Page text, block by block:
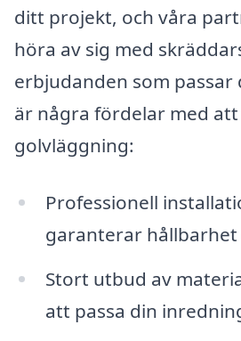
ditt projekt, och våra
höra av sig med
erbjudanden som passar
är några fördelar med
golvläggning:
Professionell
garanterar
Stort utbud av
att passa din